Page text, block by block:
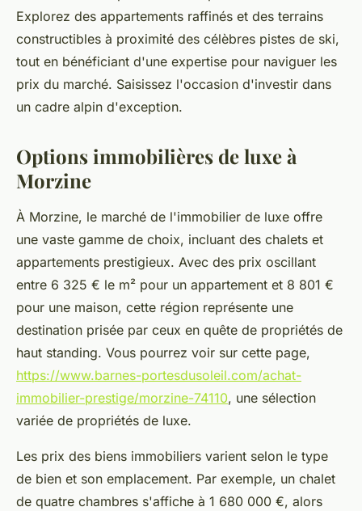
Explorez des appartements raffinés et des terrains
constructibles à proximité des célèbres pistes de ski,
tout en bénéficiant d'une expertise pour naviguer les
prix du marché. Saisissez l'occasion d'investir dans
un cadre alpin d'exception.
Options immobilières de luxe à
Morzine
À Morzine, le marché de l'immobilier de luxe offre
une vaste gamme de choix, incluant des chalets et
appartements prestigieux. Avec des prix oscillant
entre 6 325 € le m² pour un appartement et 8 801 €
pour une maison, cette région représente une
destination prisée par ceux en quête de propriétés de
haut standing. Vous pourrez voir sur cette page,
https://www.barnes-portesdusoleil.com/achat-
immobilier-prestige/morzine-74110, une sélection
variée de propriétés de luxe.
Les prix des biens immobiliers varient selon le type
de bien et son emplacement. Par exemple, un chalet
de quatre chambres s'affiche à 1 680 000 €, alors